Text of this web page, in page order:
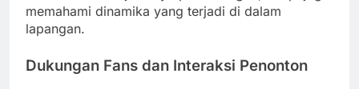
memahami dinamika yang terjadi di dalam
lapangan.
Dukungan Fans dan Interaksi Penonton